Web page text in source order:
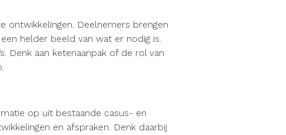
ontwikkelingen. Deelnemers brengen
helder beeld van wat er nodig is.
Denk aan ketenaanpak of de rol van
op uit bestaande casus- en
en afspraken. Denk daarbij